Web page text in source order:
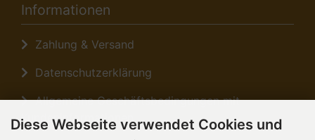
Informationen
Zahlung & Versand
Datenschutzerklärung
Allgemeine Geschäftsbedingungen mit
Kundeninformationen
Diese Webseite verwendet Cookies und